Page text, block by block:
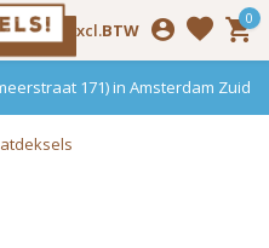
Incl. Excl.BTW
0
171) in Amsterdam Zuid